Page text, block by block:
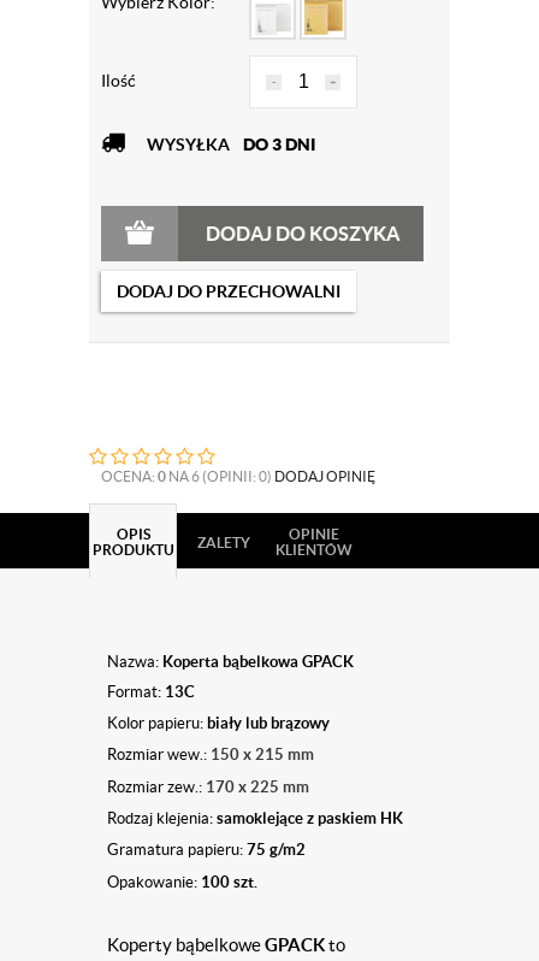
Ilość - +
WYSYŁKA DO 3 DNI
DODAJ DO KOSZYKA
DODAJ DO PRZECHOWALNI
OCENA: 0 NA 6 (OPINII: 0) DODAJ OPINIĘ
OPIS
PRODUKTU
ZALETY
OPINIE
KLIENTÓW
Nazwa: Koperta bąbelkowa GPACK
Format: 13C
Kolor papieru: biały lub brązowy
Rozmiar wew.: 150 x 215 mm
Rozmiar zew.: 170 x 225 mm
Rodzaj klejenia:samoklejące z paskiem HK
Gramatura papieru:75 g/m2
Opakowanie: 100 szt.
Koperty bąbelkoweGPACKto